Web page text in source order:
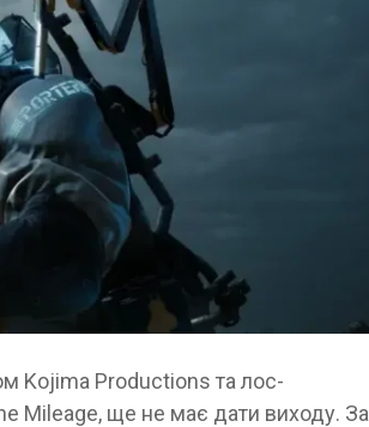
Kojima Productions та лос-
Mileage, ще не має дати виходу. За